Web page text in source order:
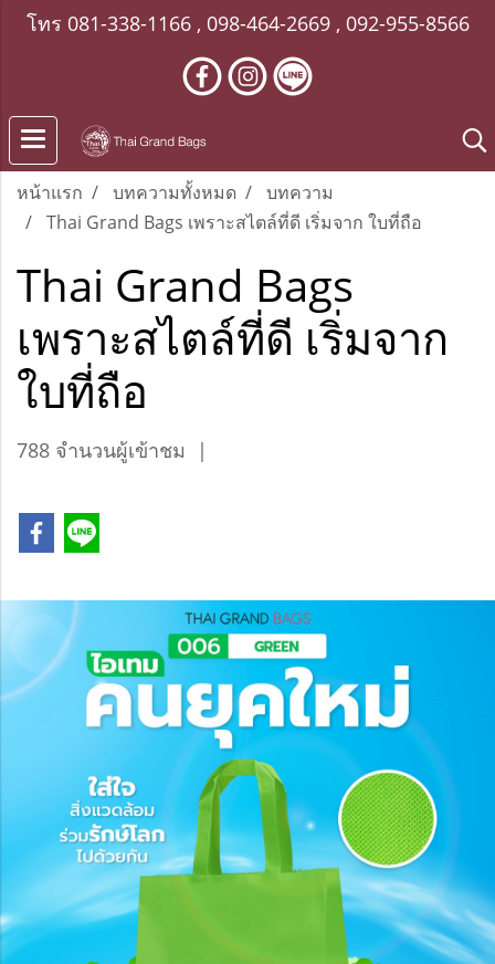
โทร 081-338-1166, 098-464-2669, 092-955-8566
หน้าแรก บทความทั้งหมด
บทความ
Thai Grand Bags เพราะสไตล์ที่ดี เริ่มจาก ใบที่ถือ
Thai Grand Bags
เพราะสไตล์ที่ดี เริ่มจาก
ใบที่ถือ
788 จำนวนผู้เข้าชม |